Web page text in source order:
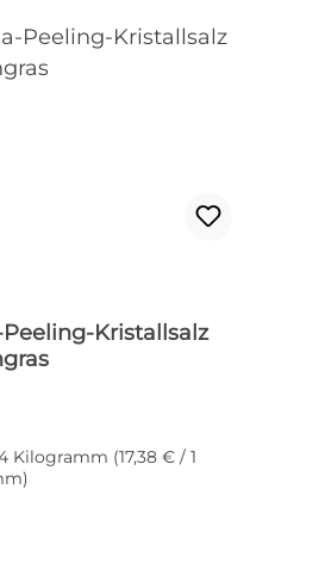
Kristallsalz
Kilogramm (17,38 € / 1
Preis: